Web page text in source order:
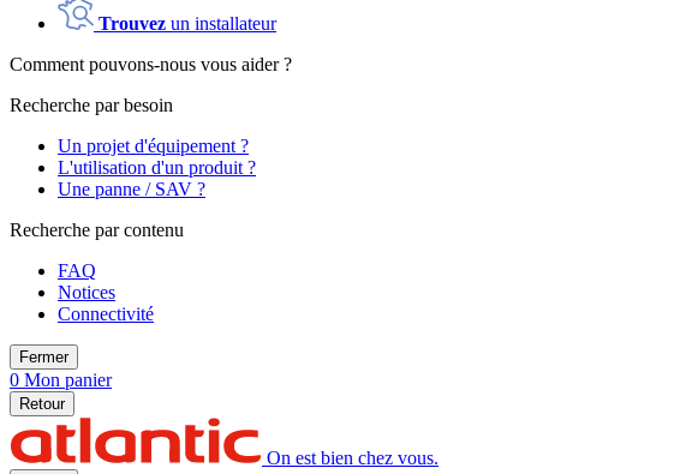
Trouvez un installateur
Comment pouvons-nous vous aider ?
Recherche par besoin
Un projet d'équipement ?
L'utilisation d'un produit ?
Une panne / SAV ?
Recherche par contenu
FAQ
Notices
Connectivité
Fermer
0 Mon panier
Retour
On est bien chez vous.